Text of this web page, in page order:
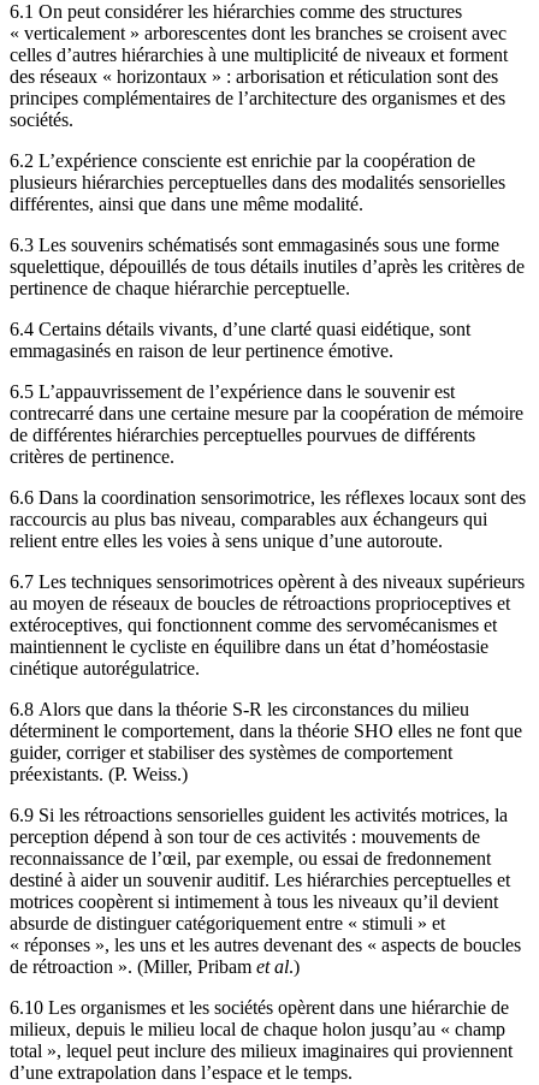
6.1 On peut considérer les hiérarchies comme des structures
« verticalement » arborescentes dont les branches se croisent avec
celles d’autres hiérarchies à une multiplicité de niveaux et forment
des réseaux « horizontaux » : arborisation et réticulation sont des
principes complémentaires de l’architecture des organismes et des
sociétés.
6.2 L’expérience consciente est enrichie par la coopération de
plusieurs hiérarchies perceptuelles dans des modalités sensorielles
différentes, ainsi que dans une même modalité.
6.3 Les souvenirs schématisés sont emmagasinés sous une forme
squelettique, dépouillés de tous détails inutiles d’après les critères de
pertinence de chaque hiérarchie perceptuelle.
6.4 Certains détails vivants, d’une clarté quasi eidétique, sont
emmagasinés en raison de leur pertinence émotive.
6.5 L’appauvrissement de l’expérience dans le souvenir est
contrecarré dans une certaine mesure par la coopération de mémoire
de différentes hiérarchies perceptuelles pourvues de différents
critères de pertinence.
6.6 Dans la coordination sensorimotrice, les réflexes locaux sont des
raccourcis au plus bas niveau, comparables aux échangeurs qui
relient entre elles les voies à sens unique d’une autoroute.
6.7 Les techniques sensorimotrices opèrent à des niveaux supérieurs
au moyen de réseaux de boucles de rétroactions proprioceptives et
extéroceptives, qui fonctionnent comme des servomécanismes et
maintiennent le cycliste en équilibre dans un état d’homéostasie
cinétique autorégulatrice.
6.8 Alors que dans la théorie S-R les circonstances du milieu
déterminent le comportement, dans la théorie SHO elles ne font que
guider, corriger et stabiliser des systèmes de comportement
préexistants. (P. Weiss.)
6.9 Si les rétroactions sensorielles guident les activités motrices, la
perception dépend à son tour de ces activités : mouvements de
reconnaissance de l’œil, par exemple, ou essai de fredonnement
destiné à aider un souvenir auditif. Les hiérarchies perceptuelles et
motrices coopèrent si intimement à tous les niveaux qu’il devient
absurde de distinguer catégoriquement entre « stimuli » et
« réponses », les uns et les autres devenant des « aspects de boucles
de rétroaction ». (Miller, Pribam et al.)
6.10 Les organismes et les sociétés opèrent dans une hiérarchie de
milieux, depuis le milieu local de chaque holon jusqu’au « champ
total », lequel peut inclure des milieux imaginaires qui proviennent
d’une extrapolation dans l’espace et le temps.